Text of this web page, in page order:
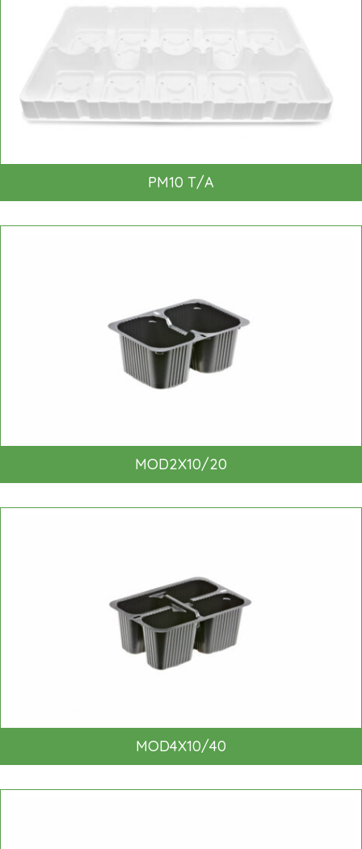
PM10 T/A
MOD2X10/20
MOD4X10/40